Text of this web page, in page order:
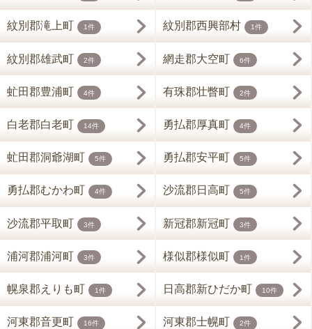
紋別郡滝上町 1件 紋別郡西興部村 1件
紋別郡雄武町 2件 網走郡大空町 6件
虻田郡豊浦町 4件 有珠郡壮瞥町 2件
白老郡白老町 14件 勇払郡厚真町 4件
虻田郡洞爺湖町 5件 勇払郡安平町 5件
勇払郡むかわ町 4件 沙流郡日高町 5件
沙流郡平取町 3件 新冠郡新冠町 3件
浦河郡浦河町 3件 様似郡様似町 1件
幌泉郡えりも町 1件 日高郡新ひだか町 10件
河東郡音更町 16件 河東郡士幌町 2件